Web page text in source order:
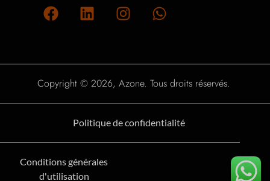
Copyright © 2026, Azone. Tous droits réservés.
Politique de confidentialité
Conditions générales
d'utilisation